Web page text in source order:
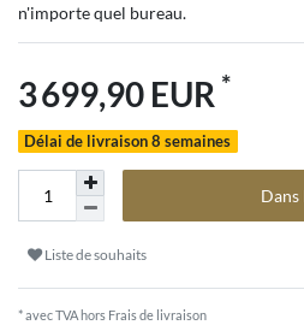
n'importe quel bureau.
3 699,90 EUR *
Délai de livraison 8 semaines
Dans
Liste de souhaits
* avec TVA hors Frais de livraison